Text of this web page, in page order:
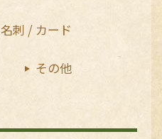
名刺 / カード
その他